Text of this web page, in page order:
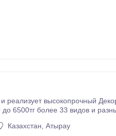
Казахстан, Атырау